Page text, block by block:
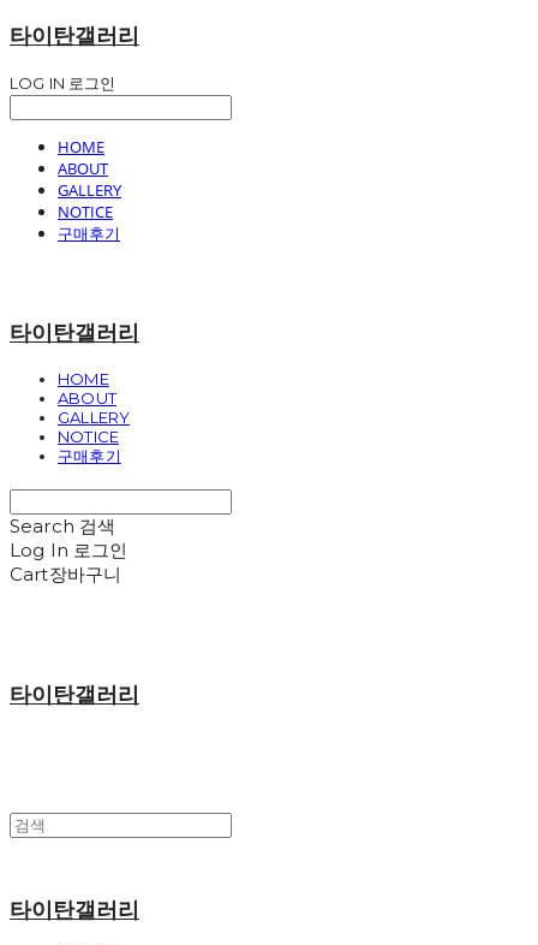
타이탄갤러리
LOG IN 로그인
HOME
ABOUT
GALLERY
NOTICE
구매후기
타이탄갤러리
HOME
ABOUT
GALLERY
NOTICE
구매후기
Search 검색
Log In 로그인
Cart장바구니
타이탄갤러리
타이탄갤러리